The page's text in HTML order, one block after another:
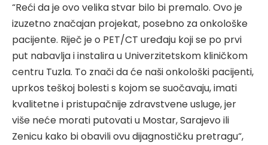
“Reći da je ovo velika stvar bilo bi premalo. Ovo je
izuzetno značajan projekat, posebno za onkološke
pacijente. Riječ je o PET/CT uređaju koji se po prvi
put nabavlja i instalira u Univerzitetskom kliničkom
centru Tuzla. To znači da će naši onkološki pacijenti,
uprkos teškoj bolesti s kojom se suočavaju, imati
kvalitetne i pristupačnije zdravstvene usluge, jer
više neće morati putovati u Mostar, Sarajevo ili
Zenicu kako bi obavili ovu dijagnostičku pretragu“,